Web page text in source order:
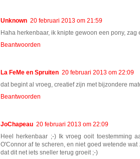
Unknown 20 februari 2013 om 21:59
Haha herkenbaar, ik knipte gewoon een pony,
Beantwoorden
La FeMe en Spruiten 20 februari 2013 om 22:09
dat begint al vroeg, creatief zijn met bijzondere
Beantwoorden
JoChapeau 20 februari 2013 om 22:09
Heel herkenbaar ;-) Ik vroeg ooit toestemming
O'Connor af te scheren, en niet goed wetende
dat dit net iets sneller terug groeit ;-)